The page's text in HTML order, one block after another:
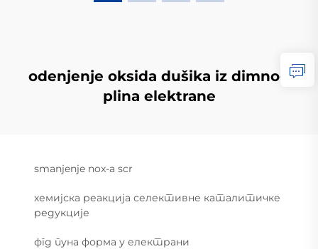
odenjenje oksida dušika iz dimnog
plina elektrane
smanjenje nox-a scr
хемијска реакција селективне каталитичке
редукције
фгд пуна форма у електрани